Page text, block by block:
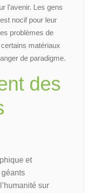
l’avenir. Les gens
nocif pour leur
problèmes de
matériaux
de paradigme.
des
et
géants
sur